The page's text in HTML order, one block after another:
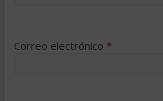
Correo electrónico *